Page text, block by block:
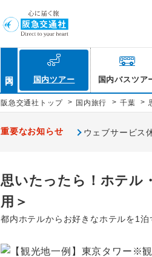
国内ツアー 国内バスツア
阪急交通社トップ > 国内旅行 > 千葉 >
重要なお知らせ ウェブサービス
思いたったら！ホテル
用＞
都内ホテルからお好きなホテルを1